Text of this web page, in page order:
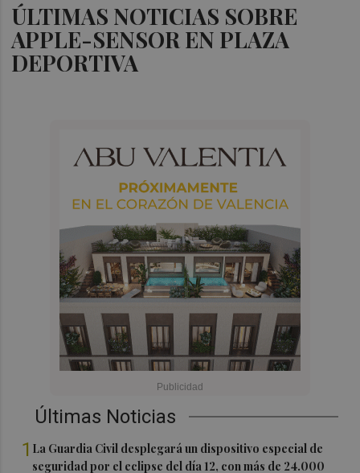
ÚLTIMAS NOTICIAS SOBRE
APPLE-SENSOR EN PLAZA
DEPORTIVA
Últimas Noticias
1 La Guardia Civil desplegará un dispositivo especial de
seguridad por el eclipse del día 12, con más de 24.000